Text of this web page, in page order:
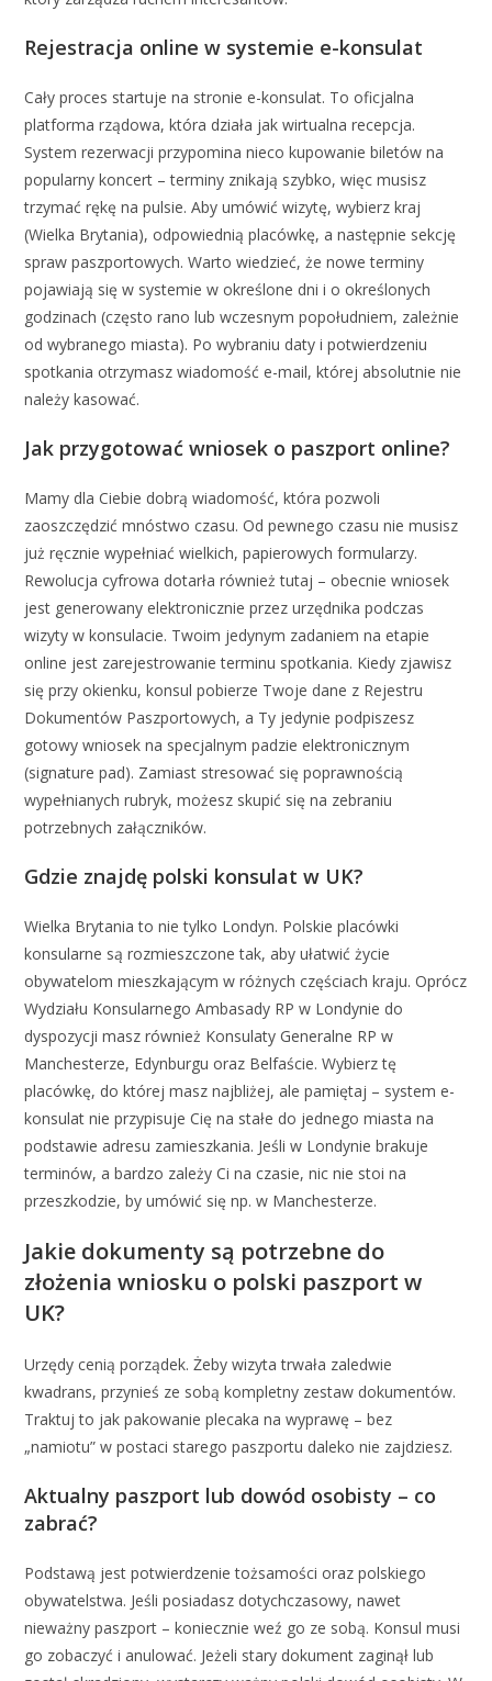
Rejestracja online w systemie e-konsulat
Cały proces startuje na stronie e-konsulat. To oficjalna
platforma rządowa, która działa jak wirtualna recepcja.
System rezerwacji przypomina nieco kupowanie biletów na
popularny koncert – terminy znikają szybko, więc musisz
trzymać rękę na pulsie. Aby umówić wizytę, wybierz kraj
(Wielka Brytania), odpowiednią placówkę, a następnie sekcję
spraw paszportowych. Warto wiedzieć, że nowe terminy
pojawiają się w systemie w określone dni i o określonych
godzinach (często rano lub wczesnym popołudniem, zależnie
od wybranego miasta). Po wybraniu daty i potwierdzeniu
spotkania otrzymasz wiadomość e-mail, której absolutnie nie
należy kasować.
Jak przygotować wniosek o paszport online?
Mamy dla Ciebie dobrą wiadomość, która pozwoli
zaoszczędzić mnóstwo czasu. Od pewnego czasu nie musisz
już ręcznie wypełniać wielkich, papierowych formularzy.
Rewolucja cyfrowa dotarła również tutaj – obecnie wniosek
jest generowany elektronicznie przez urzędnika podczas
wizyty w konsulacie. Twoim jedynym zadaniem na etapie
online jest zarejestrowanie terminu spotkania. Kiedy zjawisz
się przy okienku, konsul pobierze Twoje dane z Rejestru
Dokumentów Paszportowych, a Ty jedynie podpiszesz
gotowy wniosek na specjalnym padzie elektronicznym
(signature pad). Zamiast stresować się poprawnością
wypełnianych rubryk, możesz skupić się na zebraniu
potrzebnych załączników.
Gdzie znajdę polski konsulat w UK?
Wielka Brytania to nie tylko Londyn. Polskie placówki
konsularne są rozmieszczone tak, aby ułatwić życie
obywatelom mieszkającym w różnych częściach kraju. Oprócz
Wydziału Konsularnego Ambasady RP w Londynie do
dyspozycji masz również Konsulaty Generalne RP w
Manchesterze, Edynburgu oraz Belfaście. Wybierz tę
placówkę, do której masz najbliżej, ale pamiętaj – system e-
konsulat nie przypisuje Cię na stałe do jednego miasta na
podstawie adresu zamieszkania. Jeśli w Londynie brakuje
terminów, a bardzo zależy Ci na czasie, nic nie stoi na
przeszkodzie, by umówić się np. w Manchesterze.
Jakie dokumenty są potrzebne do
złożenia wniosku o polski paszport w
UK?
Urzędy cenią porządek. Żeby wizyta trwała zaledwie
kwadrans, przynieś ze sobą kompletny zestaw dokumentów.
Traktuj to jak pakowanie plecaka na wyprawę – bez
„namiotu” w postaci starego paszportu daleko nie zajdziesz.
Aktualny paszport lub dowód osobisty – co
zabrać?
Podstawą jest potwierdzenie tożsamości oraz polskiego
obywatelstwa. Jeśli posiadasz dotychczasowy, nawet
nieważny paszport – koniecznie weź go ze sobą. Konsul musi
go zobaczyć i anulować. Jeżeli stary dokument zaginął lub